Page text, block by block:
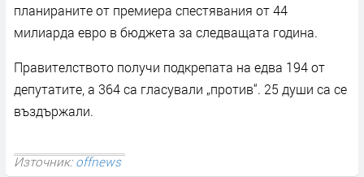
планираните от премиера спестявания от 44
милиарда евро в бюджета за следващата година.
Правителството получи подкрепата на едва 194 от
депутатите, а 364 са гласували „против“. 25 души са се
въздържали.
Източник:offnews